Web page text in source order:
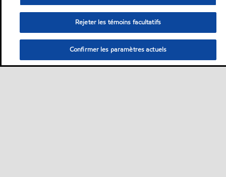
Rejeter les témoins facultatifs
Confirmer les paramètres actuels